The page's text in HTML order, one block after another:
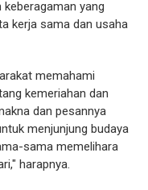
yang
kerja sama dan usaha
memahami
kemeriahan dan
dan pesannya
menjunjung budaya
sama memelihara
harapnya.